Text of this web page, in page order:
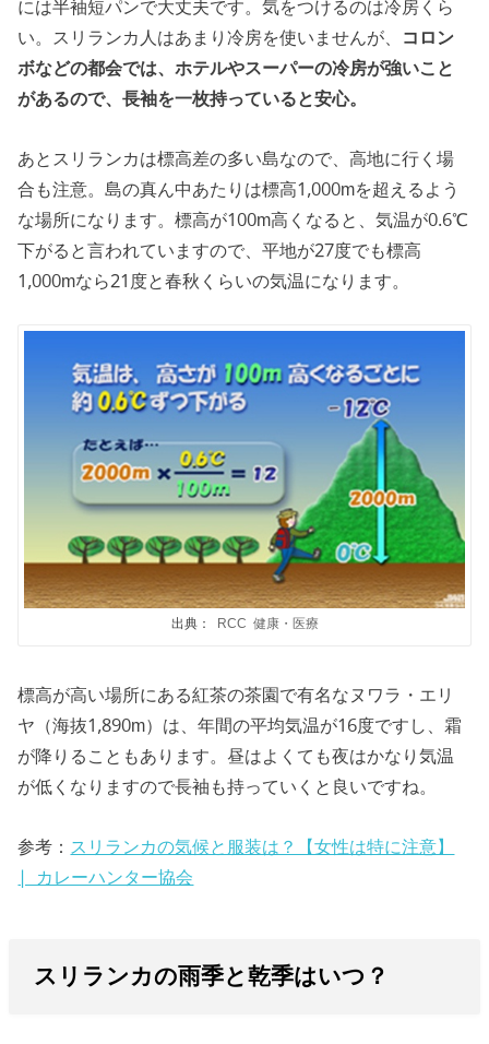
には半袖短パンで大丈夫です。気をつけるのは冷房くら
い。スリランカ人はあまり冷房を使いませんが、 コロン
ボなどの都会では、ホテルやスーパーの冷房が強いこと
があるので、長袖を一枚持っていると安心。
あとスリランカは標高差の多い島なので、高地に行く場
合も注意。島の真ん中あたりは標高1,000mを超えるよう
な場所になります。標高が100m高くなると、気温が0.6℃
下がると言われていますので、平地が27度でも標高
1,000mなら21度と春秋くらいの気温になります。
出典： RCC 健康・医療
標高が高い場所にある紅茶の茶園で有名なヌワラ・エリ
ヤ（海抜1,890m）は、年間の平均気温が16度ですし、霜
が降りることもあります。昼はよくても夜はかなり気温
が低くなりますので長袖も持っていくと良いですね。
参考： スリランカの気候と服装は？【女性は特に注意】
| カレーハンター協会
スリランカの雨季と乾季はいつ？